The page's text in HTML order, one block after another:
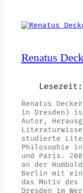
Renatus
Lesezeit:
Renatus
in Dresden)
Autor,
studierte
Philosophie
und Paris.
an der
Berlin mit
das Motiv des
Dresden im